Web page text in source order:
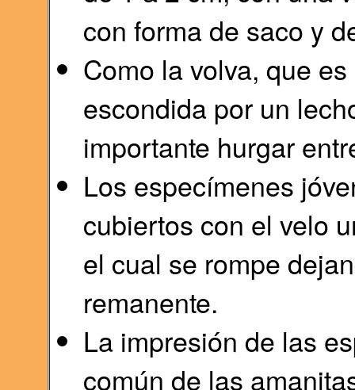
con forma de saco y
Como la volva, que
escondida por un
importante hurgar
Los especímenes
cubiertos con el velo
el cual se rompe
remanente.
La impresión de las
común de las